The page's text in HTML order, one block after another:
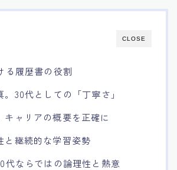
の進化がもたらす影響
CLOSE
る履歴書の役割
30代としての「丁寧さ」
キャリアの概要を正確に
と継続的な学習姿勢
代ならではの論理性と熱意